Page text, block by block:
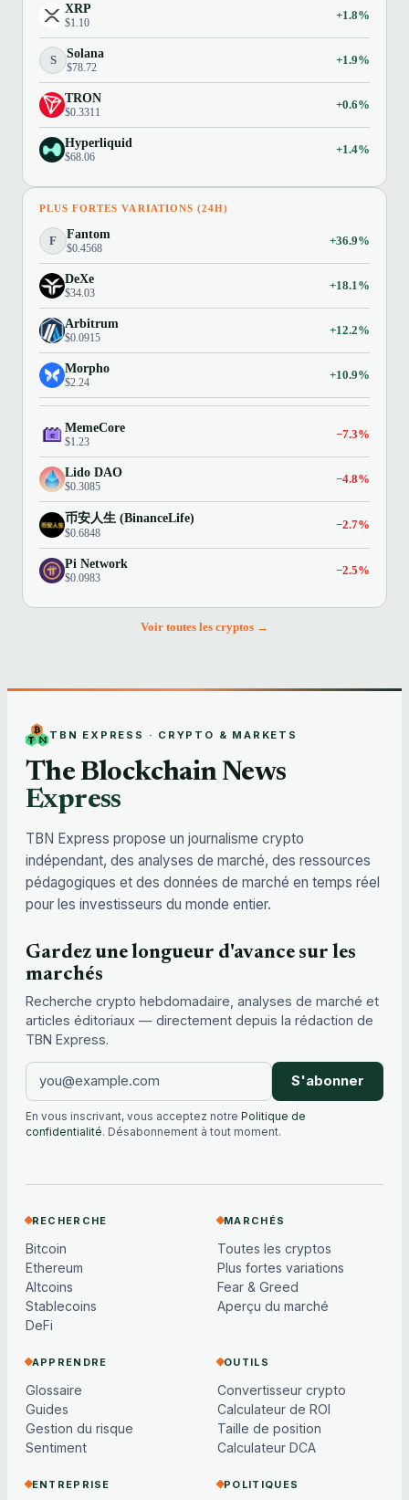
XRP
$1.10
+1.8%
S Solana
$78.72
+1.9%
TRON
$0.3311
+0.6%
Hyperliquid
$68.06
+1.4%
PLUS FORTES VARIATIONS (24H)
F Fantom
$0.4568
+36.9%
DeXe
$34.03
+18.1%
Arbitrum
$0.0915
+12.2%
Morpho
$2.24
+10.9%
MemeCore
$1.23
−7.3%
Lido DAO
$0.3085
−4.8%
币安人生 (BinanceLife)
$0.6848
−2.7%
Pi Network
$0.0983
−2.5%
Voir toutes les cryptos →
TBN EXPRESS · CRYPTO & MARKETS
The Blockchain News
Express
TBN Express propose un journalisme crypto
indépendant, des analyses de marché, des ressources
pédagogiques et des données de marché en temps réel
pour les investisseurs du monde entier.
Gardez une longueur d'avance sur les
marchés
Recherche crypto hebdomadaire, analyses de marché et
articles éditoriaux — directement depuis la rédaction de
TBN Express.
S'abonner
En vous inscrivant, vous acceptez notre Politique de
confidentialité. Désabonnement à tout moment.
RECHERCHE
Bitcoin
Ethereum
Altcoins
Stablecoins
DeFi
MARCHÉS
Toutes les cryptos
Plus fortes variations
Fear & Greed
Aperçu du marché
APPRENDRE
Glossaire
Guides
Gestion du risque
Sentiment
OUTILS
Convertisseur crypto
Calculateur de ROI
Taille de position
Calculateur DCA
ENTREPRISE POLITIQUES